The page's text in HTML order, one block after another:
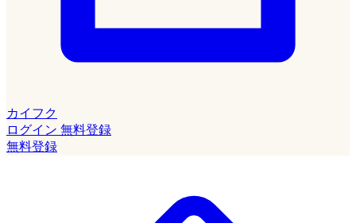
カイフク
ログイン 無料登録
無料登録